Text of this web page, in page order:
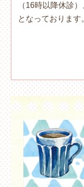
（16時以降休診
となっております